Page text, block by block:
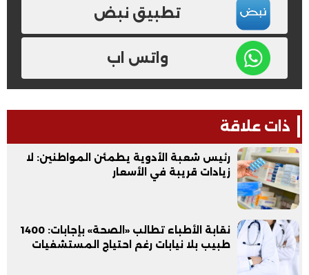
تطبيق نبض
واتس اب
ذات علاقة
رئيس شعبة الأدوية يطمئن المواطنين: لا
زيادات قريبة في الأسعار
نقابة الأطباء تطالب «الصحة» بإجابات: 1400
طبيب بلا نيابات رغم احتياج المستشفيات